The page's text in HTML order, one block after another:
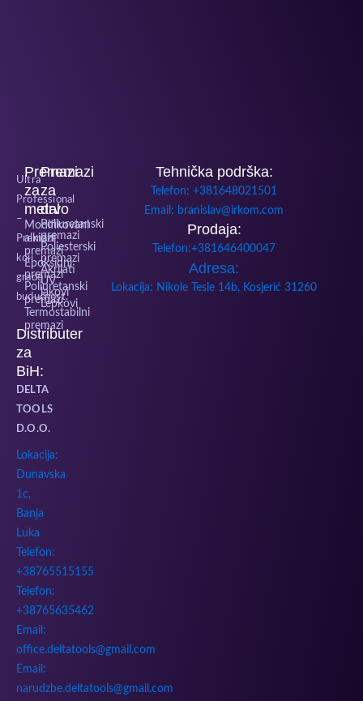
Ultra
Professional
–
Premazi
koji
grade
budućnost.
Distributer
za
BiH:
DELTA
TOOLS
D.O.O.
Lokacija:
Dunavska
1c,
Banja
Luka
Telefon:
+38765515155
Telefon:
+38765635462
Email:
office.deltatools@gmail.com
Email:
narudzbe.deltatools@gmail.com
Premazi
za
metal
Modifikovani
alkidni
premazi
Epoksidni
premazi
Poliuretanski
premazi
Termostabilni
premazi
Premazi
za
drvo
Poliuretanski
premazi
Poliesterski
premazi
Akrilati
UV
lakovi
Lepkovi
Tehnička podrška:
Telefon: +381648021501
Email: branislav@irkom.com
Prodaja:
Telefon:+381646400047
Adresa:
Lokacija: Nikole Tesle 14b, Kosjerić 31260